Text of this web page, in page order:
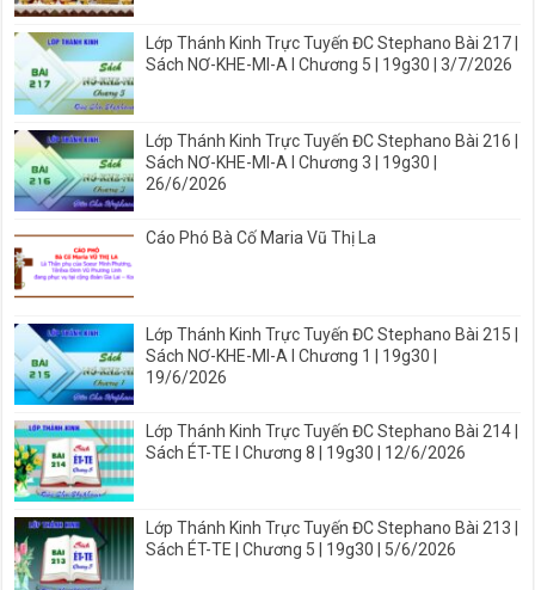
Lớp Thánh Kinh Trực Tuyến ĐC Stephano Bài 217 |
Sách NƠ-KHE-MI-A I Chương 5 | 19g30 | 3/7/2026
Lớp Thánh Kinh Trực Tuyến ĐC Stephano Bài 216 |
Sách NƠ-KHE-MI-A I Chương 3 | 19g30 |
26/6/2026
Cáo Phó Bà Cố Maria Vũ Thị La
Lớp Thánh Kinh Trực Tuyến ĐC Stephano Bài 215 |
Sách NƠ-KHE-MI-A I Chương 1 | 19g30 |
19/6/2026
Lớp Thánh Kinh Trực Tuyến ĐC Stephano Bài 214 |
Sách ÉT-TE I Chương 8 | 19g30 | 12/6/2026
Lớp Thánh Kinh Trực Tuyến ĐC Stephano Bài 213 |
Sách ÉT-TE | Chương 5 | 19g30 | 5/6/2026